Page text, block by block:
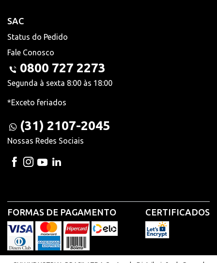
SAC
Status do Pedido
Fale Conosco
0800 727 2273
Segunda à sexta 8:00 às 18:00
*Exceto feriados
(31) 2107-2045
Nossas Redes Sociais
FORMAS DE PAGAMENTO CERTIFICADOS